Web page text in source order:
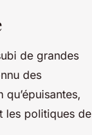
de grandes
des
les politiques de